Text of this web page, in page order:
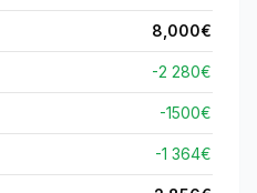
8,000€
-2 280€
-1500€
-1 364€